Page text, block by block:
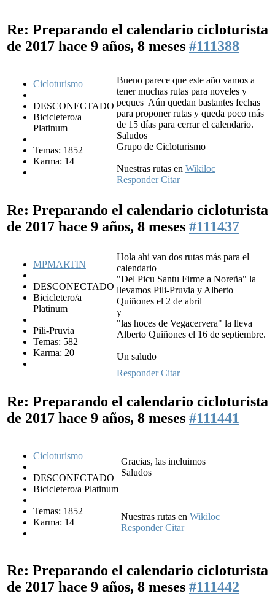
Re: Preparando el calendario cicloturista
de 2017 hace 9 años, 8 meses #111388
Cicloturismo
DESCONECTADO
Bicicletero/a
Platinum
Temas: 1852
Karma: 14
Bueno parece que este año vamos a
tener muchas rutas para noveles y
peques Aún quedan bastantes fechas
para proponer rutas y queda poco más
de 15 días para cerrar el calendario.
Saludos
Grupo de Cicloturismo
Nuestras rutas en Wikiloc
Responder Citar
Re: Preparando el calendario cicloturista
de 2017 hace 9 años, 8 meses #111437
MPMARTIN
DESCONECTADO
Bicicletero/a
Platinum
Pili-Pruvia
Temas: 582
Karma: 20
Hola ahi van dos rutas más para el
calendario
"Del Picu Santu Firme a Noreña" la
llevamos Pili-Pruvia y Alberto
Quiñones el 2 de abril
y
"las hoces de Vegacervera" la lleva
Alberto Quiñones el 16 de septiembre.
Un saludo
Responder Citar
Re: Preparando el calendario cicloturista
de 2017 hace 9 años, 8 meses #111441
Cicloturismo
DESCONECTADO
Bicicletero/a Platinum
Temas: 1852
Karma: 14
Gracias, las incluimos
Saludos
Nuestras rutas en Wikiloc
Responder Citar
Re: Preparando el calendario cicloturista
de 2017 hace 9 años, 8 meses #111442